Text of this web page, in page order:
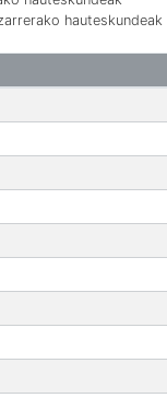
hauteskundeak